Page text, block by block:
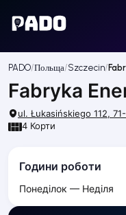
Українська
Cities
Prague
Batumi
Kutaisi
Budapest
Riga
PADO Польща Szczecin
Fabryka
ul. Łukasińskiego 112,
4 Корти
Години роботи
Понеділок — Неділя